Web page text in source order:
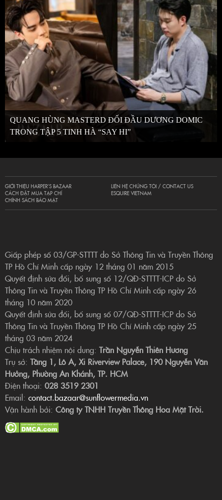
QUANG HÙNG MASTERD ĐỐI ĐẦU DƯƠNG DOMIC
TRONG TẬP 5 TINH HÀ “SAY HI”
GIỚI THIỆU HARPER’S BAZAAR
CÁCH ĐẶT MUA TẠP CHÍ
CHÍNH SÁCH BẢO MẬT
LIÊN HỆ CHÚNG TÔI / CONTACT US
ESQUIRE VIETNAM
Giấp phép số 03/GP-STTTT do Sở Thông Tin và Truyền Thông
TP Hồ Chí Minh cấp ngày 12 tháng 01 năm 2015
Quyết định sửa đổi, bổ sung số 12/QĐ-STTTT-ICP do Sở
Thông Tin và Truyền Thông TP Hồ Chí Minh cấp ngày 26
tháng 10 năm 2020
Quyết định sửa đổi, bổ sung số 07/QĐ-STTTT-ICP do Sở
Thông Tin và Truyền Thông TP Hồ Chí Minh cấp ngày 25
tháng 03 năm 2024
Chịu trách nhiệm nội dung: Trần Nguyễn Thiên Hương
Trụ sở: Tầng 1, Lô A, Xi Riverview Palace, 190 Nguyễn Văn
Hưởng, Phường An Khánh, TP. HCM
Điện thoại: 028 3519 2301
Email: contact.bazaar@sunflowermedia.vn
Vận hành bởi: Công ty TNHH Truyền Thông Hoa Mặt Trời.